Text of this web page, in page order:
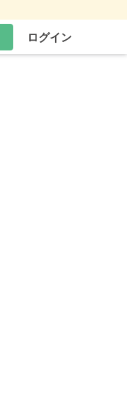
ログイン